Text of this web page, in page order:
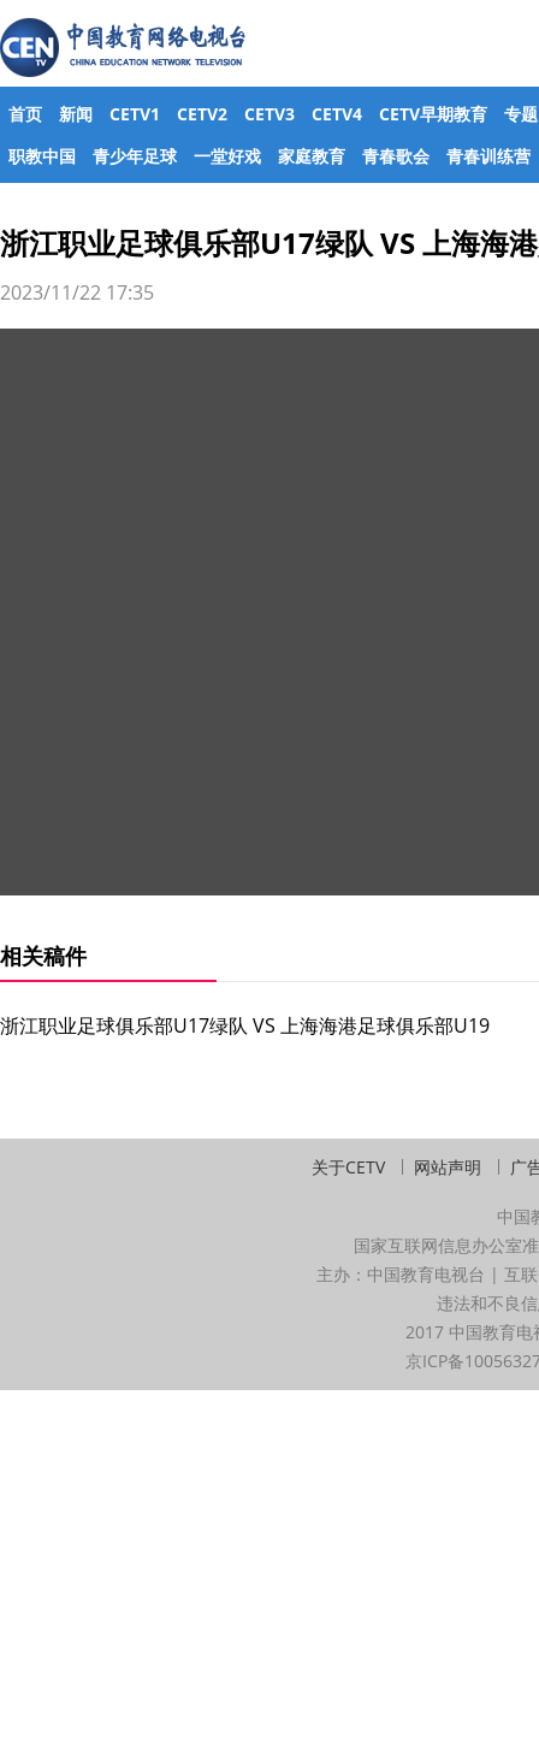
首页 新闻 CETV1 CETV2 CETV3 CETV4 CETV早期教育
专题
职教中国
青少年足球 一堂好戏 家庭教育 青春歌会 青春训练营
浙江职业足球俱乐部U17绿队 VS 上海海
2023/11/22 17:35
相关稿件
浙江职业足球俱乐部U17绿队 VS 上海海港足球俱乐部U19
关于CETV 网站声明 广
中国
国家互联网信息办公室
主办：中国教育电视台 | 互
违法和不良
2017 中国教育
京ICP备